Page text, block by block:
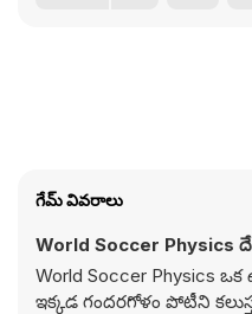
గేమ్ వివరాలు
World Soccer Physics
World Soccer Physics
ఇక్కడ గందరగోళం పోటీని